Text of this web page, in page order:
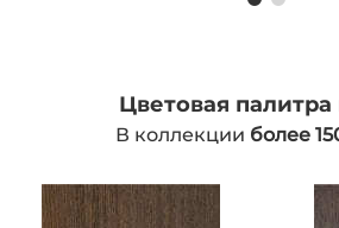
Цветовая
В коллекции более